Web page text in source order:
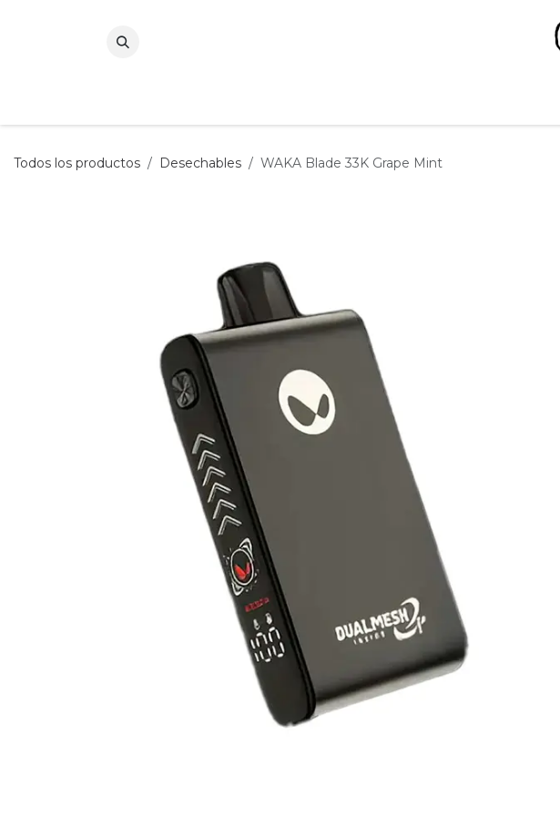
Todos los productos Desechables WAKA Blade 33K Grape Mint